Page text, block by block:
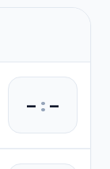
– :–